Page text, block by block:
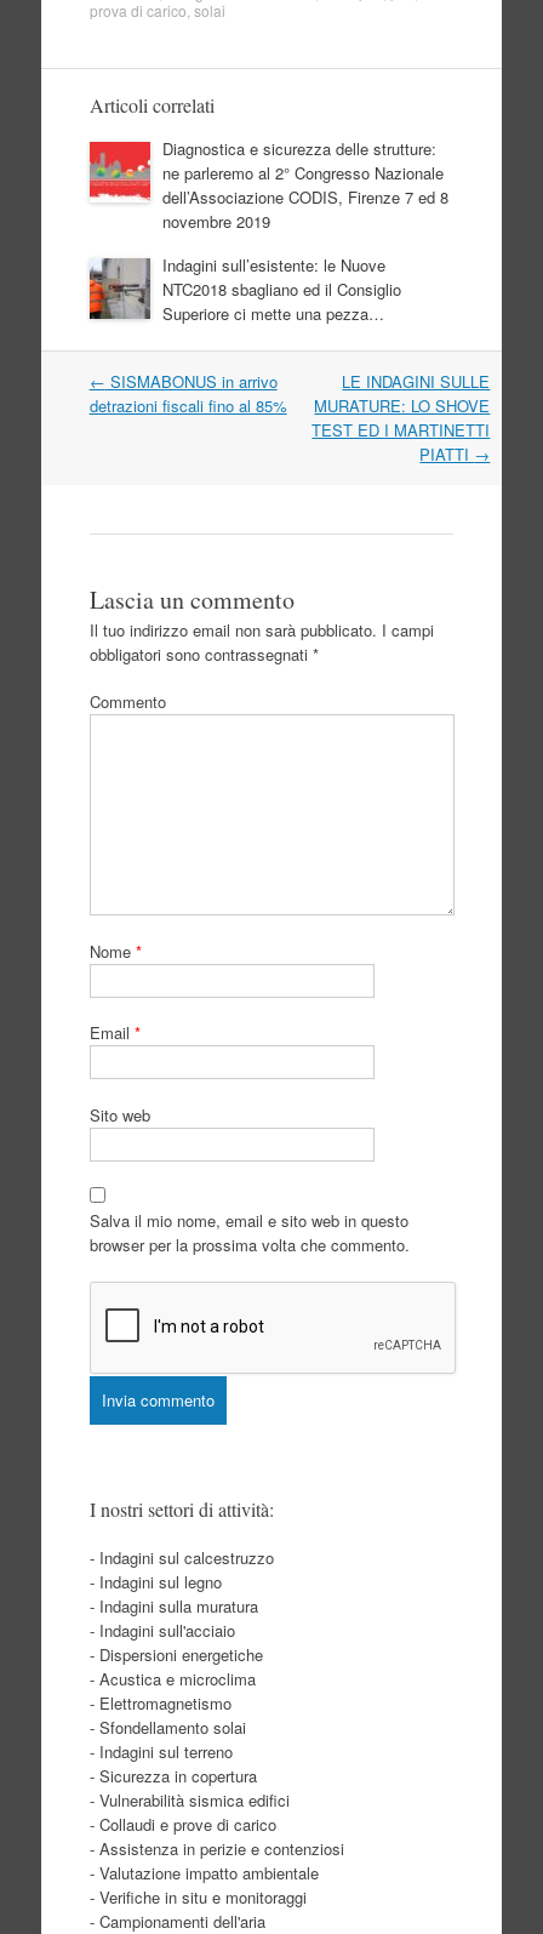
prova di carico solai
Articoli correlati
Diagnostica e sicurezza delle strutture:
ne parleremo al 2° Congresso Nazionale
dell’Associazione CODIS, Firenze 7 ed 8
novembre 2019
Indagini sull’esistente: le Nuove
NTC2018 sbagliano ed il Consiglio
Superiore ci mette una pezza…
Navigazione
articolo
← SISMABONUS in arrivo
detrazioni fiscali fino al 85%
LE INDAGINI SULLE
MURATURE: LO SHOVE
TEST ED I MARTINETTI
PIATTI →
Lascia un commento
Il tuo indirizzo email non sarà pubblicato. I campi
obbligatori sono contrassegnati *
Commento
Nome *
Email *
Sito web
Salva il mio nome, email e sito web in questo
browser per la prossima volta che commento.
I nostri settori di attività:
- Indagini sul calcestruzzo
- Indagini sul legno
- Indagini sulla muratura
- Indagini sull'acciaio
- Dispersioni energetiche
- Acustica e microclima
- Elettromagnetismo
- Sfondellamento solai
- Indagini sul terreno
- Sicurezza in copertura
- Vulnerabilità sismica edifici
- Collaudi e prove di carico
- Assistenza in perizie e contenziosi
- Valutazione impatto ambientale
- Verifiche in situ e monitoraggi
- Campionamenti dell'aria